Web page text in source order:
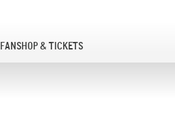
FANSHOP & TICKETS